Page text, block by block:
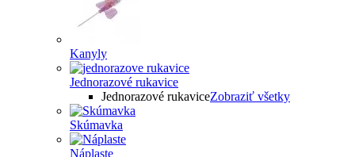
Kanyly
Jednorazové rukavice
Jednorazové rukaviceZobraziť všetky
Skúmavka
Náplaste